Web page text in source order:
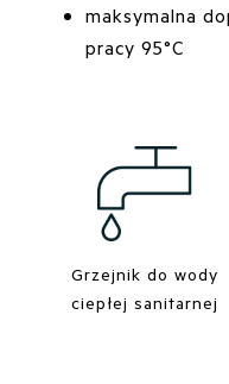
maksymalna
pracy 95°C
Grzejnik do wody
ciepłej sanitarnej